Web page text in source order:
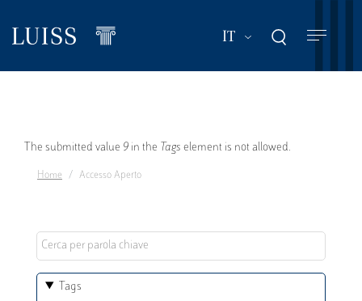
contenuto
IT Mostra ulteriori
Messaggio
di
The submitted value 9 in the Tags element is not allowed.
Home Accesso Aperto
Tags